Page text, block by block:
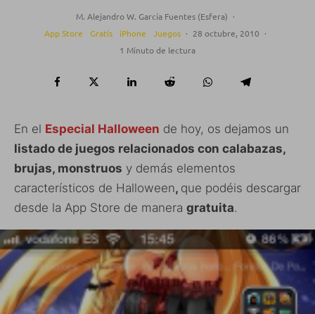
M. Alejandro W. García Fuentes (Esfera) ·
App Store
Gratis iPhone Juegos · 28 octubre, 2010 ·
1 Minuto de lectura
En el Especial Halloween de hoy, os dejamos un
listado de juegos relacionados con calabazas,
brujas, monstruos y demás elementos
característicos de Halloween, que podéis descargar
desde la App Store de manera gratuita.